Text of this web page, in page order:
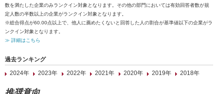
数を満たした企業のみランクイン対象となります。その他の部門においては有効回答者数が規
定人数の半数以上の企業がランクイン対象となります。
※総合得点が60.00点以上で、他人に薦めたくないと回答した人の割合が基準値以下の企業がラ
ンクイン対象となります。
≫ 詳細はこちら
過去ランキング
2024年
2023年 2022年 2021年 2020年 2019年 2018年